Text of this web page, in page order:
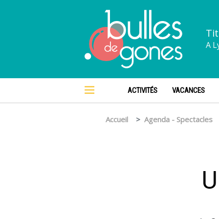
A
ACTIVITÉS VACANCES
Accueil Agenda - Spectacles